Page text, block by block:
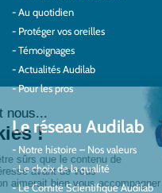
Au quotidien
Protéger vos oreilles
Témoignages
Actualités Audilab
Pour les pros
Le réseau Audilab
Notre histoire – Nos valeurs
Le choix de la qualité
Le Comité Scientifique Audilab